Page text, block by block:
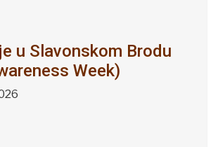
u Slavonskom Brodu
Week)